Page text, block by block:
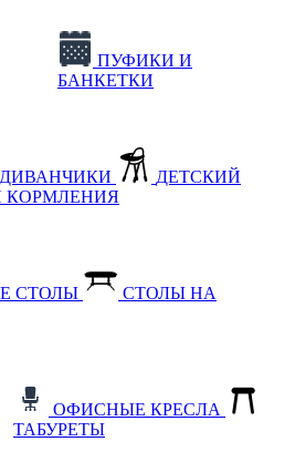
ПУФИКИ И
БАНКЕТКИ
ДЕТСКИЙ
КОРМЛЕНИЯ
СТОЛЫ
СТОЛЫ НА
ОФИСНЫЕ КРЕСЛА
ТАБУРЕТЫ